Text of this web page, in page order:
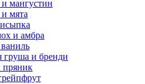
мангустин
мята
и амбра
груша и бренди